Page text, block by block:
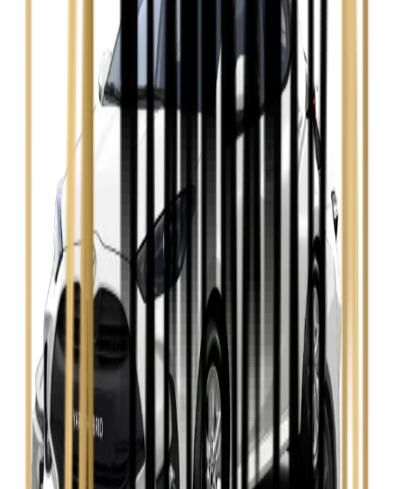
Opel Insignia
Seat Leon
Skoda Fabia
Zobacz
Skoda Kamiq
Zobacz
Skoda Octavia
Zobacz